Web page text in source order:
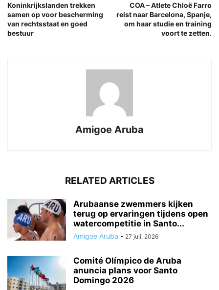
Koninkrijkslanden trekken
samen op voor bescherming
van rechtsstaat en goed
bestuur
COA – Atlete Chloë Farro
reist naar Barcelona, Spanje,
om haar studie en training
voort te zetten.
Amigoe Aruba
RELATED ARTICLES
Arubaanse zwemmers kijken
terug op ervaringen tijdens open
watercompetitie in Santo...
Amigoe Aruba - 27 juli, 2026
Comité Olímpico de Aruba
anuncia plans voor Santo
Domingo 2026